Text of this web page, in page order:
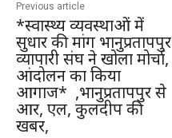
Previous article
*स्वास्थ्य व्यवस्थाओं में
सुधार की मांग भानुप्रतापपुर
व्यापारी संघ ने खोला मोर्चा,
आंदोलन का किया
आगाज* ,भानुप्रतापपुर से
आर, एल, कुलदीप की
खबर,